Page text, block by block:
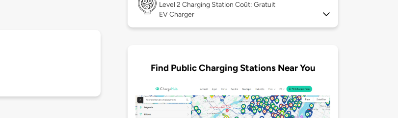
Level 2 Charging Station Coût: Gratuit
EV Charger
Find Public Charging Stations Near You